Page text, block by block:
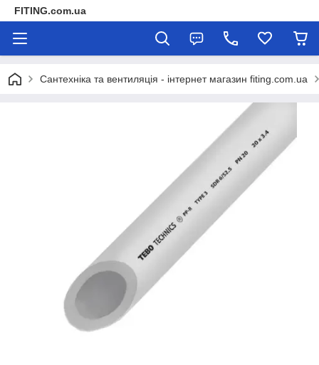
FITING.com.ua
Сантехніка та вентиляція - інтернет магазин fiting.com.ua